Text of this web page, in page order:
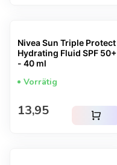
Nivea Sun Triple Protect
Hydrating Fluid SPF 50+
- 40 ml
Vorrätig
Regulärer Preis
13,95 shopping_cart